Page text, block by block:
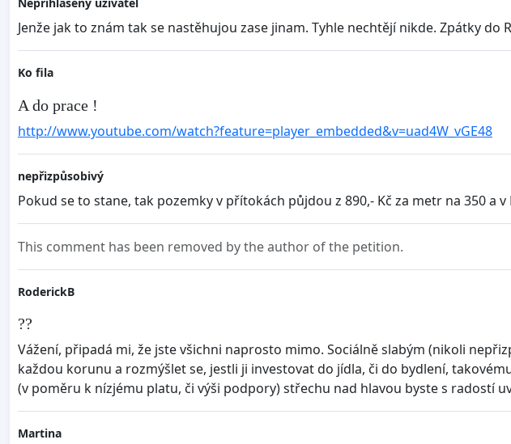
Nepřihlášený uživatel
Jenže jak to znám tak se nastěhujou zase jinam. Tyhle nechtějí nikde. Zpátky do
Ko fila
A do prace !
http://www.youtube.com/watch?feature=player_embedded&v=uad4W_vGE48
nepřizpůsobivý
Pokud se to stane, tak pozemky v přítokách půjdou z 890,- Kč za metr na 350 a
This comment has been removed by the author of the petition.
RoderickB
??
Vážení, připadá mi, že jste všichni naprosto mimo. Sociálně slabým (nikoli
každou korunu a rozmýšlet se, jestli ji investovat do jídla, či do bydlení,
(v poměru k nízjému platu, či výši podpory) střechu nad hlavou byste s radostí
Martina